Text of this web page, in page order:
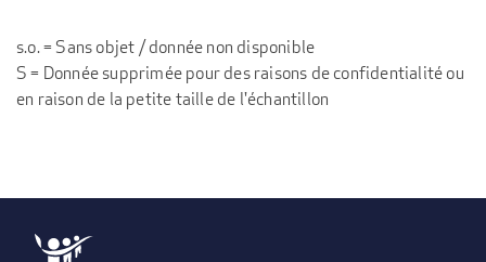
s.o. = Sans objet / donnée non disponible
S = Donnée supprimée pour des raisons de confidentialité ou
en raison de la petite taille de l'échantillon